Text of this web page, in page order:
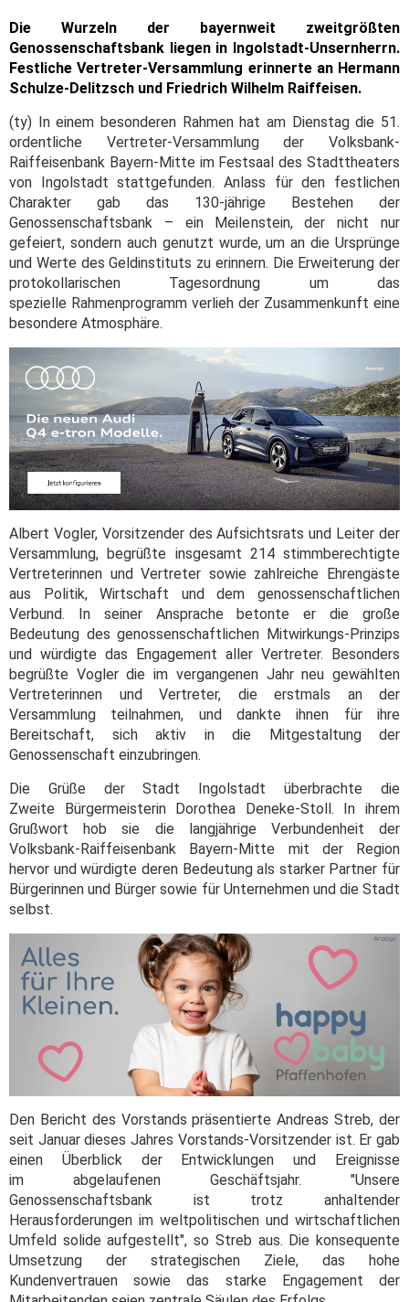
Die Wurzeln der bayernweit zweitgrößten
Genossenschaftsbank liegen in Ingolstadt-Unsernherrn.
Festliche Vertreter-Versammlung erinnerte an Hermann
Schulze-Delitzsch und Friedrich Wilhelm Raiffeisen.
(ty) In einem besonderen Rahmen hat am Dienstag die 51.
ordentliche Vertreter-Versammlung der Volksbank-
Raiffeisenbank Bayern-Mitte im Festsaal des Stadttheaters
von Ingolstadt stattgefunden. Anlass für den festlichen
Charakter gab das 130-jährige Bestehen der
Genossenschaftsbank – ein Meilenstein, der nicht nur
gefeiert, sondern auch genutzt wurde, um an die Ursprünge
und Werte des Geldinstituts zu erinnern. Die Erweiterung der
protokollarischen Tagesordnung um das
spezielle Rahmenprogramm verlieh der Zusammenkunft eine
besondere Atmosphäre.
Albert Vogler, Vorsitzender des Aufsichtsrats und Leiter der
Versammlung, begrüßte insgesamt 214 stimmberechtigte
Vertreterinnen und Vertreter sowie zahlreiche Ehrengäste
aus Politik, Wirtschaft und dem genossenschaftlichen
Verbund. In seiner Ansprache betonte er die große
Bedeutung des genossenschaftlichen Mitwirkungs-Prinzips
und würdigte das Engagement aller Vertreter. Besonders
begrüßte Vogler die im vergangenen Jahr neu gewählten
Vertreterinnen und Vertreter, die erstmals an der
Versammlung teilnahmen, und dankte ihnen für ihre
Bereitschaft, sich aktiv in die Mitgestaltung der
Genossenschaft einzubringen.
Die Grüße der Stadt Ingolstadt überbrachte die
Zweite Bürgermeisterin Dorothea Deneke-Stoll. In ihrem
Grußwort hob sie die langjährige Verbundenheit der
Volksbank-Raiffeisenbank Bayern-Mitte mit der Region
hervor und würdigte deren Bedeutung als starker Partner für
Bürgerinnen und Bürger sowie für Unternehmen und die Stadt
selbst.
Den Bericht des Vorstands präsentierte Andreas Streb, der
seit Januar dieses Jahres Vorstands-Vorsitzender ist. Er gab
einen Überblick der Entwicklungen und Ereignisse
im abgelaufenen Geschäftsjahr. "Unsere
Genossenschaftsbank ist trotz anhaltender
Herausforderungen im weltpolitischen und wirtschaftlichen
Umfeld solide aufgestellt", so Streb aus. Die konsequente
Umsetzung der strategischen Ziele, das hohe
Kundenvertrauen sowie das starke Engagement der